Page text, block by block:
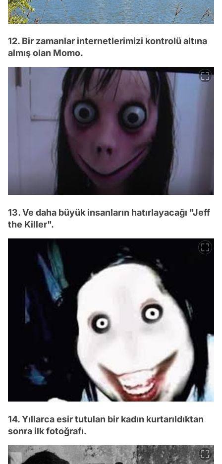
12. Bir zamanlar internetlerimizi kontrolü altına
almış olan Momo.
13. Ve daha büyük insanların hatırlayacağı "Jeff
the Killer".
14. Yıllarca esir tutulan bir kadın kurtarıldıktan
sonra ilk fotoğrafı.